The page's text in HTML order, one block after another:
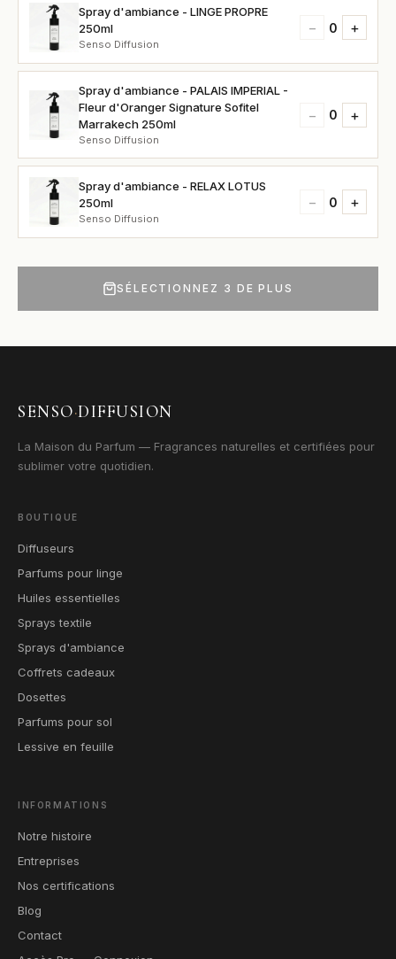
Spray d'ambiance - LINGE PROPRE
250ml
Senso Diffusion
− 0 +
Spray d'ambiance - PALAIS IMPERIAL -
Fleur d'Oranger Signature Sofitel
Marrakech 250ml
Senso Diffusion
− 0 +
Spray d'ambiance - RELAX LOTUS
250ml
Senso Diffusion
− 0 +
SÉLECTIONNEZ 3 DE PLUS
SENSO·DIFFUSION
La Maison du Parfum — Fragrances naturelles et certifiées pour
sublimer votre quotidien.
BOUTIQUE
Diffuseurs
Parfums pour linge
Huiles essentielles
Sprays textile
Sprays d'ambiance
Coffrets cadeaux
Dosettes
Parfums pour sol
Lessive en feuille
INFORMATIONS
Notre histoire
Entreprises
Nos certifications
Blog
Contact